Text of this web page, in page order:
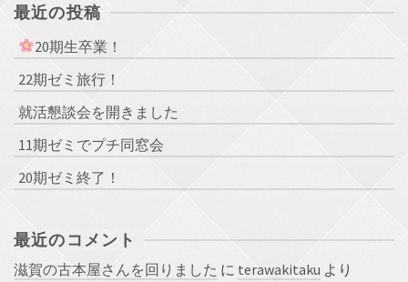
最近の投稿
20期生卒業！
22期ゼミ旅行！
就活懇談会を開きました
11期ゼミでプチ同窓会
20期ゼミ終了！
最近のコメント
滋賀の古本屋さんを回りました に terawakitaku より